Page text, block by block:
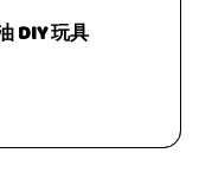
DIY 玩具